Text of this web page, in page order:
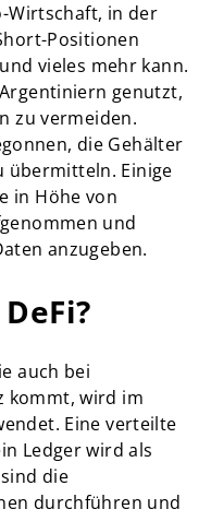
Wirtschaft, in der
Positionen
vieles mehr kann.
genutzt,
zu vermeiden.
die Gehälter
übermitteln. Einige
in Höhe von
und
anzugeben.
auch bei
kommt, wird im
Eine verteilte
Ledger wird als
die
durchführen und